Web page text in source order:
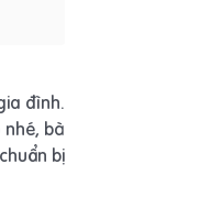
đình.
bà
bị